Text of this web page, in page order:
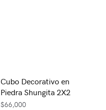
Cubo Decorativo en
Piedra Shungita 2X2
$66,000